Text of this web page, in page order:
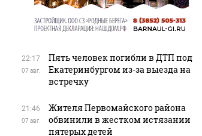
22:17
07 авг.
Пять человек погибли в ДТП под
Екатеринбургом из-за выезда на
встречку
21:46
07 авг.
Жителя Первомайского района
обвинили в жестком истязании
пятерых детей